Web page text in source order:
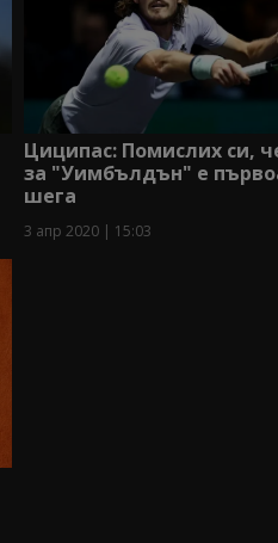
Циципас: Помислих си,
за "Уимбълдън" е
шега
3 апр 2020 | 15:03